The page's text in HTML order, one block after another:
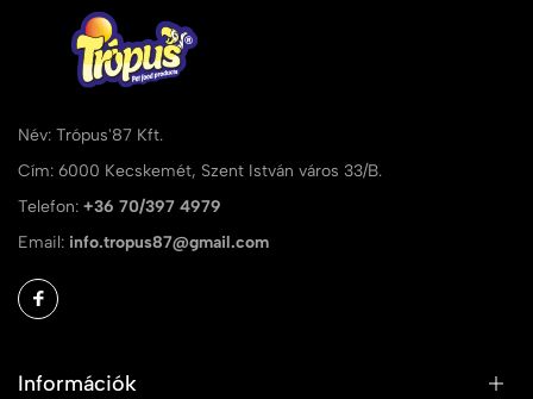
Név: Trópus'87 Kft.
Cím: 6000 Kecskemét, Szent István város 33/B.
Telefon: +36 70/397 4979
Email: info.tropus87@gmail.com
Információk